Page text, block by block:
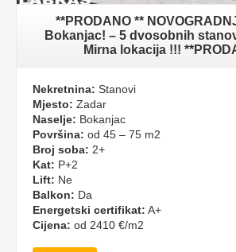
**PRODANO **
Bokanjac! – 5 dvosobnih
Mirna lokacija !!!
Nekretnina: Stanovi
Mjesto: Zadar
Naselje: Bokanjac
Površina: od 45 – 75 m2
Broj soba: 2+
Kat: P+2
Lift: Ne
Balkon: Da
Energetski certifikat: A+
Cijena: od 2410 €/m2